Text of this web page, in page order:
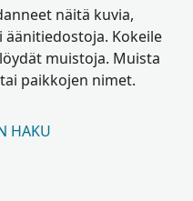
näitä kuvia,
Kokeile
muistoja. Muista
paikkojen nimet.
HAKU